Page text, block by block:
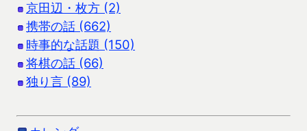
京田辺・枚方 (2)
携帯の話 (662)
時事的な話題 (150)
将棋の話 (66)
独り言 (89)